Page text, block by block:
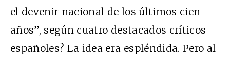
el devenir nacional de los últimos cien
años”, según cuatro destacados críticos
españoles? La idea era espléndida. Pero al